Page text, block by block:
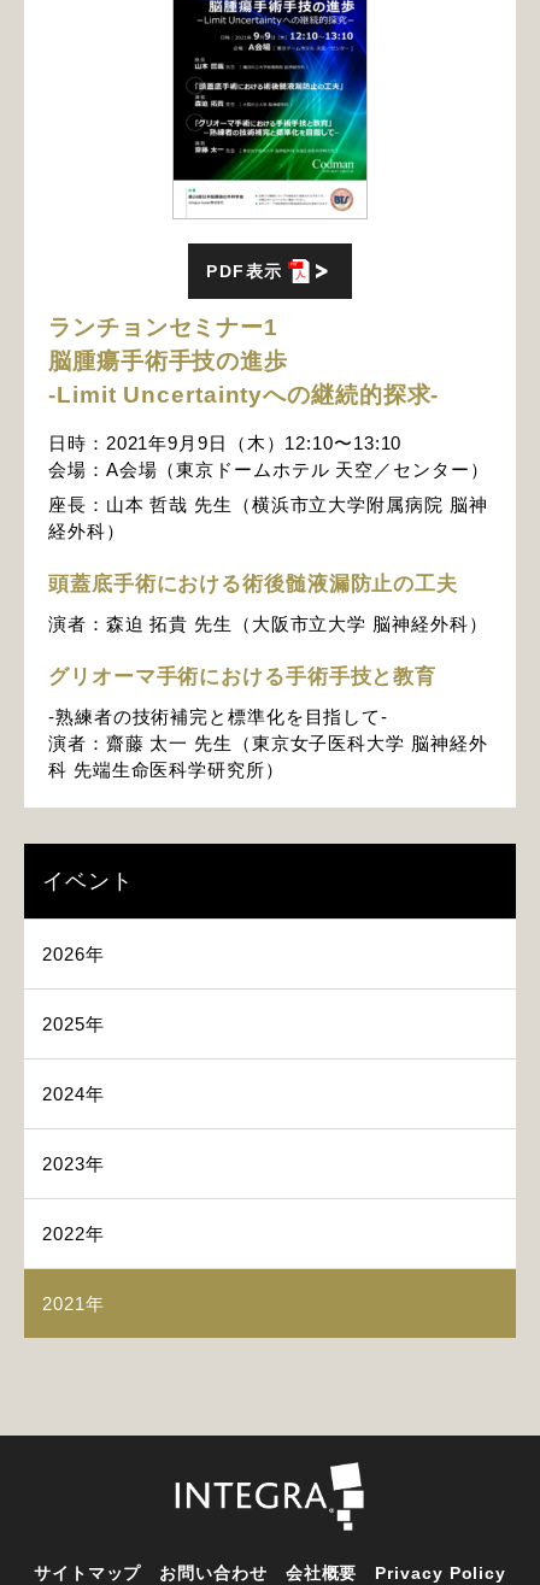
イベント
2026年
2025年
2024年
2023年
2022年
2021年
PDF表示
ランチョンセミナー1
脳腫瘍手術手技の進歩
-Limit Uncertaintyへの継続的探求-
日時：2021年9月9日（木）12:10〜13:10
会場：A会場（東京ドームホテル 天空／センター）
座長：山本 哲哉 先生（横浜市立大学附属病院 脳神
経外科）
頭蓋底手術における術後髄液漏防止の工夫
演者：森迫 拓貴 先生（大阪市立大学 脳神経外科）
グリオーマ手術における手術手技と教育
-熟練者の技術補完と標準化を目指して-
演者：齋藤 太一 先生（東京女子医科大学 脳神経外
科 先端生命医科学研究所）
サイトマップ お問い合わせ 会社概要 Privacy Policy